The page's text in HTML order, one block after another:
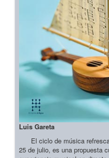
Luis Gareta
El ciclo de música
25 de julio, es una propuesta